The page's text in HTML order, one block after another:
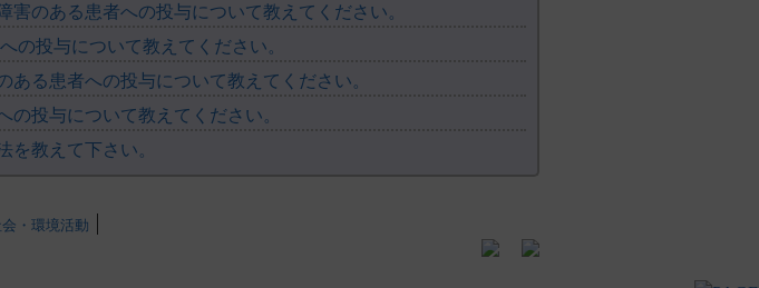
害のある患者への投与について教えてください。
の投与について教えてください。
ある患者への投与について教えてください。
の投与について教えてください。
を教えて下さい。
・環境活動